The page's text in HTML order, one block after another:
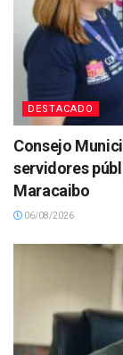
DESTACADO
Consejo
servidores
Maracaibo
06/08/2026